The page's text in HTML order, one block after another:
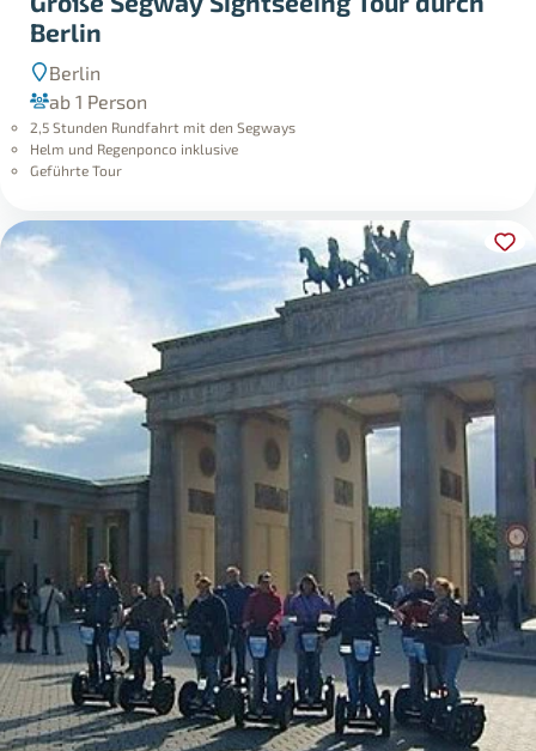
Berlin
Berlin
ab 1 Person
2,5 Stunden Rundfahrt mit den Segways
Helm und Regenponco inklusive
Geführte Tour